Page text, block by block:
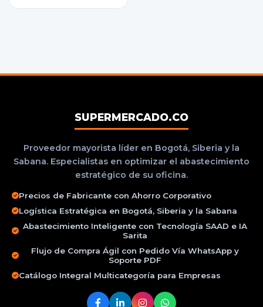
SUPERMERCADO.CO
Proveedor mayorista líder en Bogotá, Siberia y la
Sabana. Especialistas en optimizar el abastecimiento
estratégico de su oficina.
Precios de Fabricante con Ahorro Corporativo
Logística Estratégica en Bogotá, Siberia y la Sabana
Abastecimiento Inteligente con Tecnología SAAD e IA
Sarita
Flujo de Compra Ágil con Pedido Vía WhatsApp y
Soporte PDF
Catálogo Integral Multicategoría para Empresas